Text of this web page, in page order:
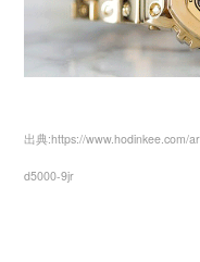
出典:https://www.hodinkee.com/
d5000-9jr